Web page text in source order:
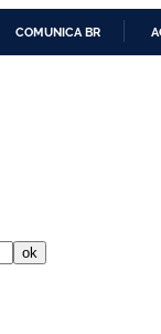
COMUNICA BR